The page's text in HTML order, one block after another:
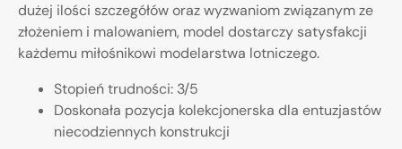
dużej ilości szczegółów oraz wyzwaniom związanym ze
złożeniem i malowaniem, model dostarczy satysfakcji
każdemu miłośnikowi modelarstwa lotniczego.
Stopień trudności: 3/5
Doskonała pozycja kolekcjonerska dla entuzjastów
niecodziennych konstrukcji